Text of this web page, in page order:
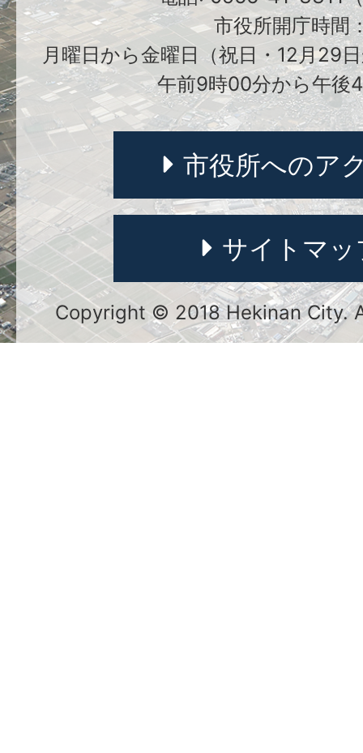
市役所開庁時間
月曜日から金曜日（祝日・12月29
午前9時00分から午後
市役所へのア
サイトマッ
Copyright © 2018 Hekinan City.